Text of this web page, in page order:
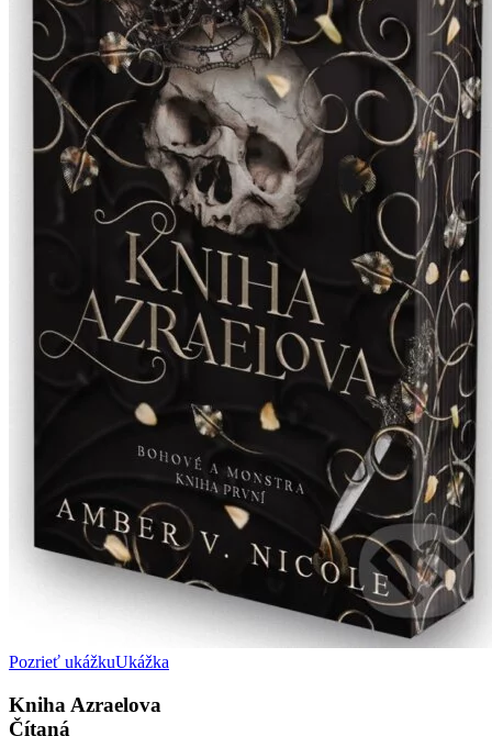
Pozrieť ukážkuUkážka
Kniha Azraelova
Čítaná